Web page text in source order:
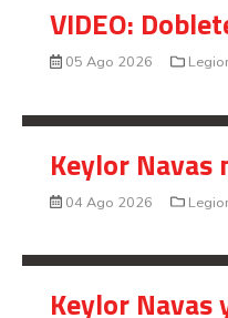
VIDEO:
05 Ago 2026
Keylor Navas
04 Ago 2026
Keylor Navas